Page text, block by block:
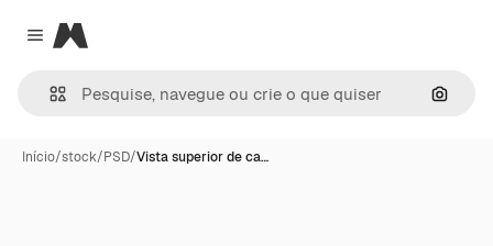
Close menu
Magnific
Início/stock/PSD/Vista superior de ca…